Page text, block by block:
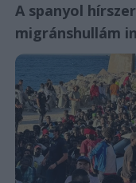
A spanyol
migránshullám